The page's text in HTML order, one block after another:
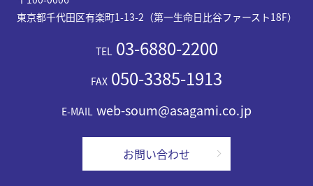
東京都千代田区有楽町1-13-2（第一生命日比谷ファースト18F）
TEL 03-6880-2200
FAX 050-3385-1913
E-MAIL web-soum@asagami.co.jp
お問い合わせ